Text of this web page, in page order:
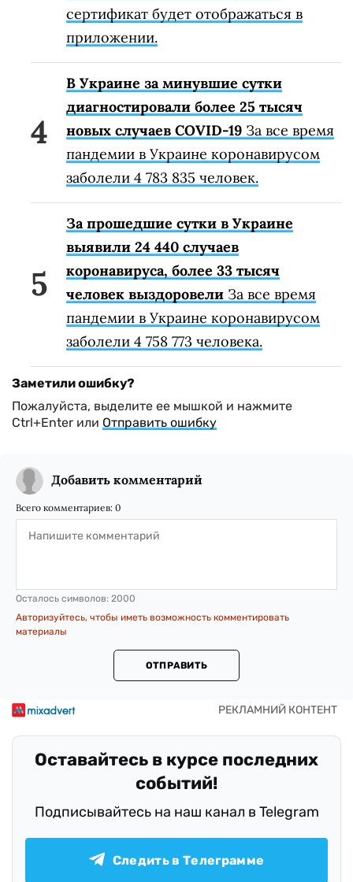
сертификат будет отображаться в
приложении.
В Украине за минувшие сутки
диагностировали более 25 тысяч
новых случаев COVID-19 За все время
пандемии в Украине коронавирусом
заболели 4 783 835 человек.
За прошедшие сутки в Украине
выявили 24 440 случаев
коронавируса, более 33 тысяч
человек выздоровели За все время
пандемии в Украине коронавирусом
заболели 4 758 773 человека.
Заметили ошибку?
Пожалуйста, выделите ее мышкой и нажмите
Ctrl+Enter или Отправить ошибку
Добавить комментарий
Всего комментариев: 0
Осталось символов: 2000
Авторизуйтесь, чтобы иметь возможность комментировать
материалы
ОТПРАВИТЬ
Оставайтесь в курсе последних
событий!
Подписывайтесь на наш канал в Telegram
Следить в Телеграмме